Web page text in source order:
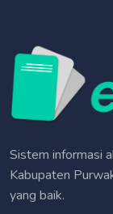
Sistem informasi
Kabupaten
yang baik.